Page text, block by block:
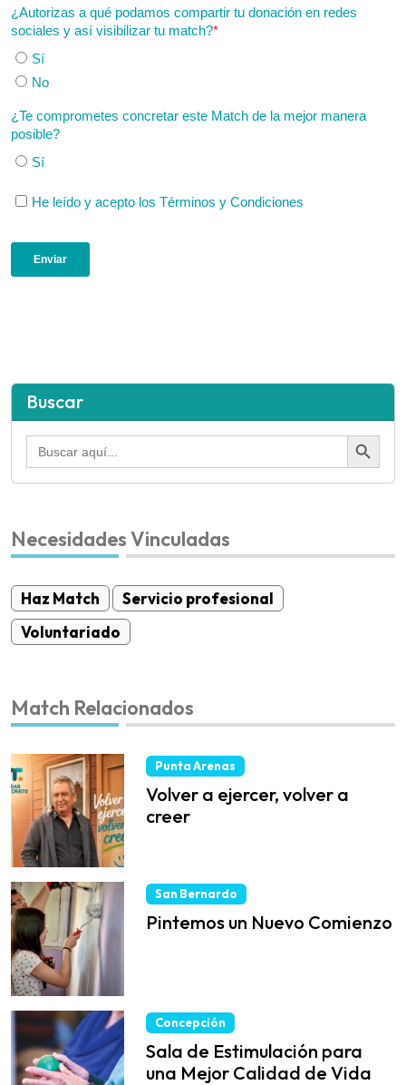
Buscar
Buscar: Botón de
Necesidades Vinculadas
Haz Match
Servicio profesional
Voluntariado
Match Relacionados
Punta Arenas
Volver a ejercer, volver a
creer
San Bernardo
Pintemos un Nuevo Comienzo
Concepción
Sala de Estimulación para
una Mejor Calidad de Vida